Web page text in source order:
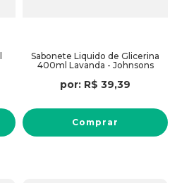
Sabonete Liquido de Glicerina
400ml Lavanda - Johnsons
por: R$ 39,39
Comprar